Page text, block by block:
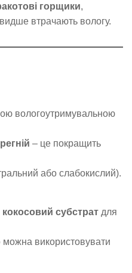
горщики,
втрачають вологу.
вологоутримувальною
– це покращить
або слабокислий).
субстрат для
можна використовувати